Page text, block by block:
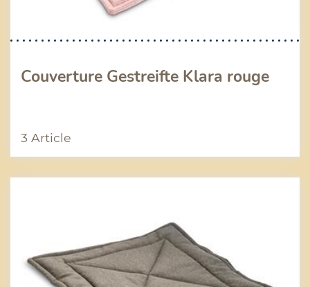
Couverture Gestreifte Klara rouge
3 Article